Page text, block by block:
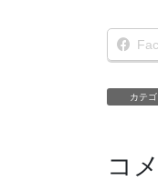
カテ
コ